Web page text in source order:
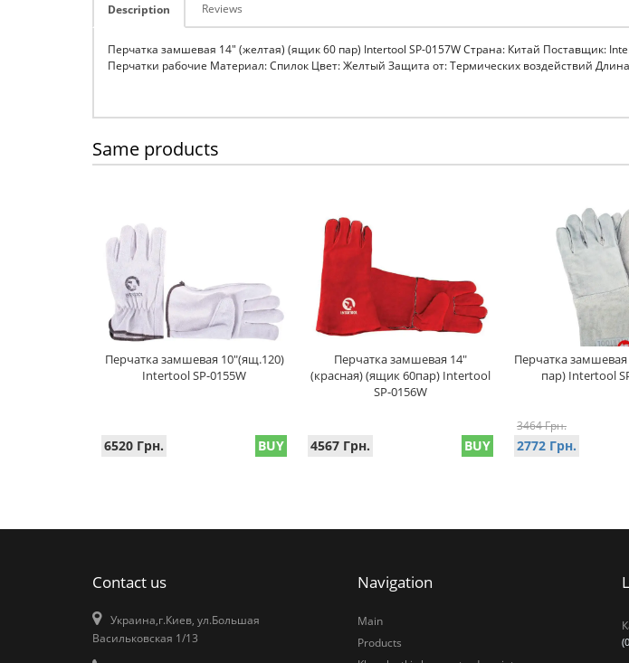
Description Reviews
Перчатка замшевая 14" (желтая) (ящик 60 пар) Intertool SP-0157W Страна: Китай Поставщик:
Перчатки рабочие Материал: Спилок Цвет: Желтый Защита от: Термических воздействий
Same products
Перчатка замшевая 10"(ящ.120)
Intertool SP-0155W
6520 Грн. BUY
Перчатка замшевая 14"
(красная) (ящик 60пар) Intertool
SP-0156W
4567 Грн. BUY
Перчатка
пар) Intertool
3464 Грн.
2772 Грн.
Contact us
Украина,г.Киев, ул.Большая
Васильковская 1/13
Navigation
Main
Products